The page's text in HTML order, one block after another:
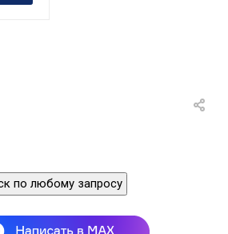
по любому запросу